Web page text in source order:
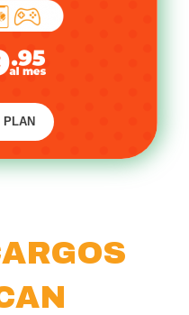
PLAN